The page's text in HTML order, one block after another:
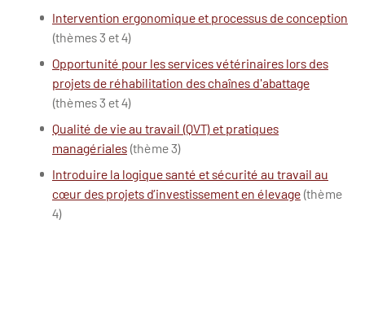
Intervention ergonomique et processus de conception
(thèmes 3 et 4)
Opportunité pour les services vétérinaires lors des
projets de réhabilitation des chaînes d'abattage
(thèmes 3 et 4)
Qualité de vie au travail (QVT) et pratiques
managériales (thème 3)
Introduire la logique santé et sécurité au travail au
cœur des projets d’investissement en élevage (thème
4)